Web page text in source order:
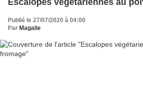
Publié le 27/07/2020 à 04:00
Par Magalie